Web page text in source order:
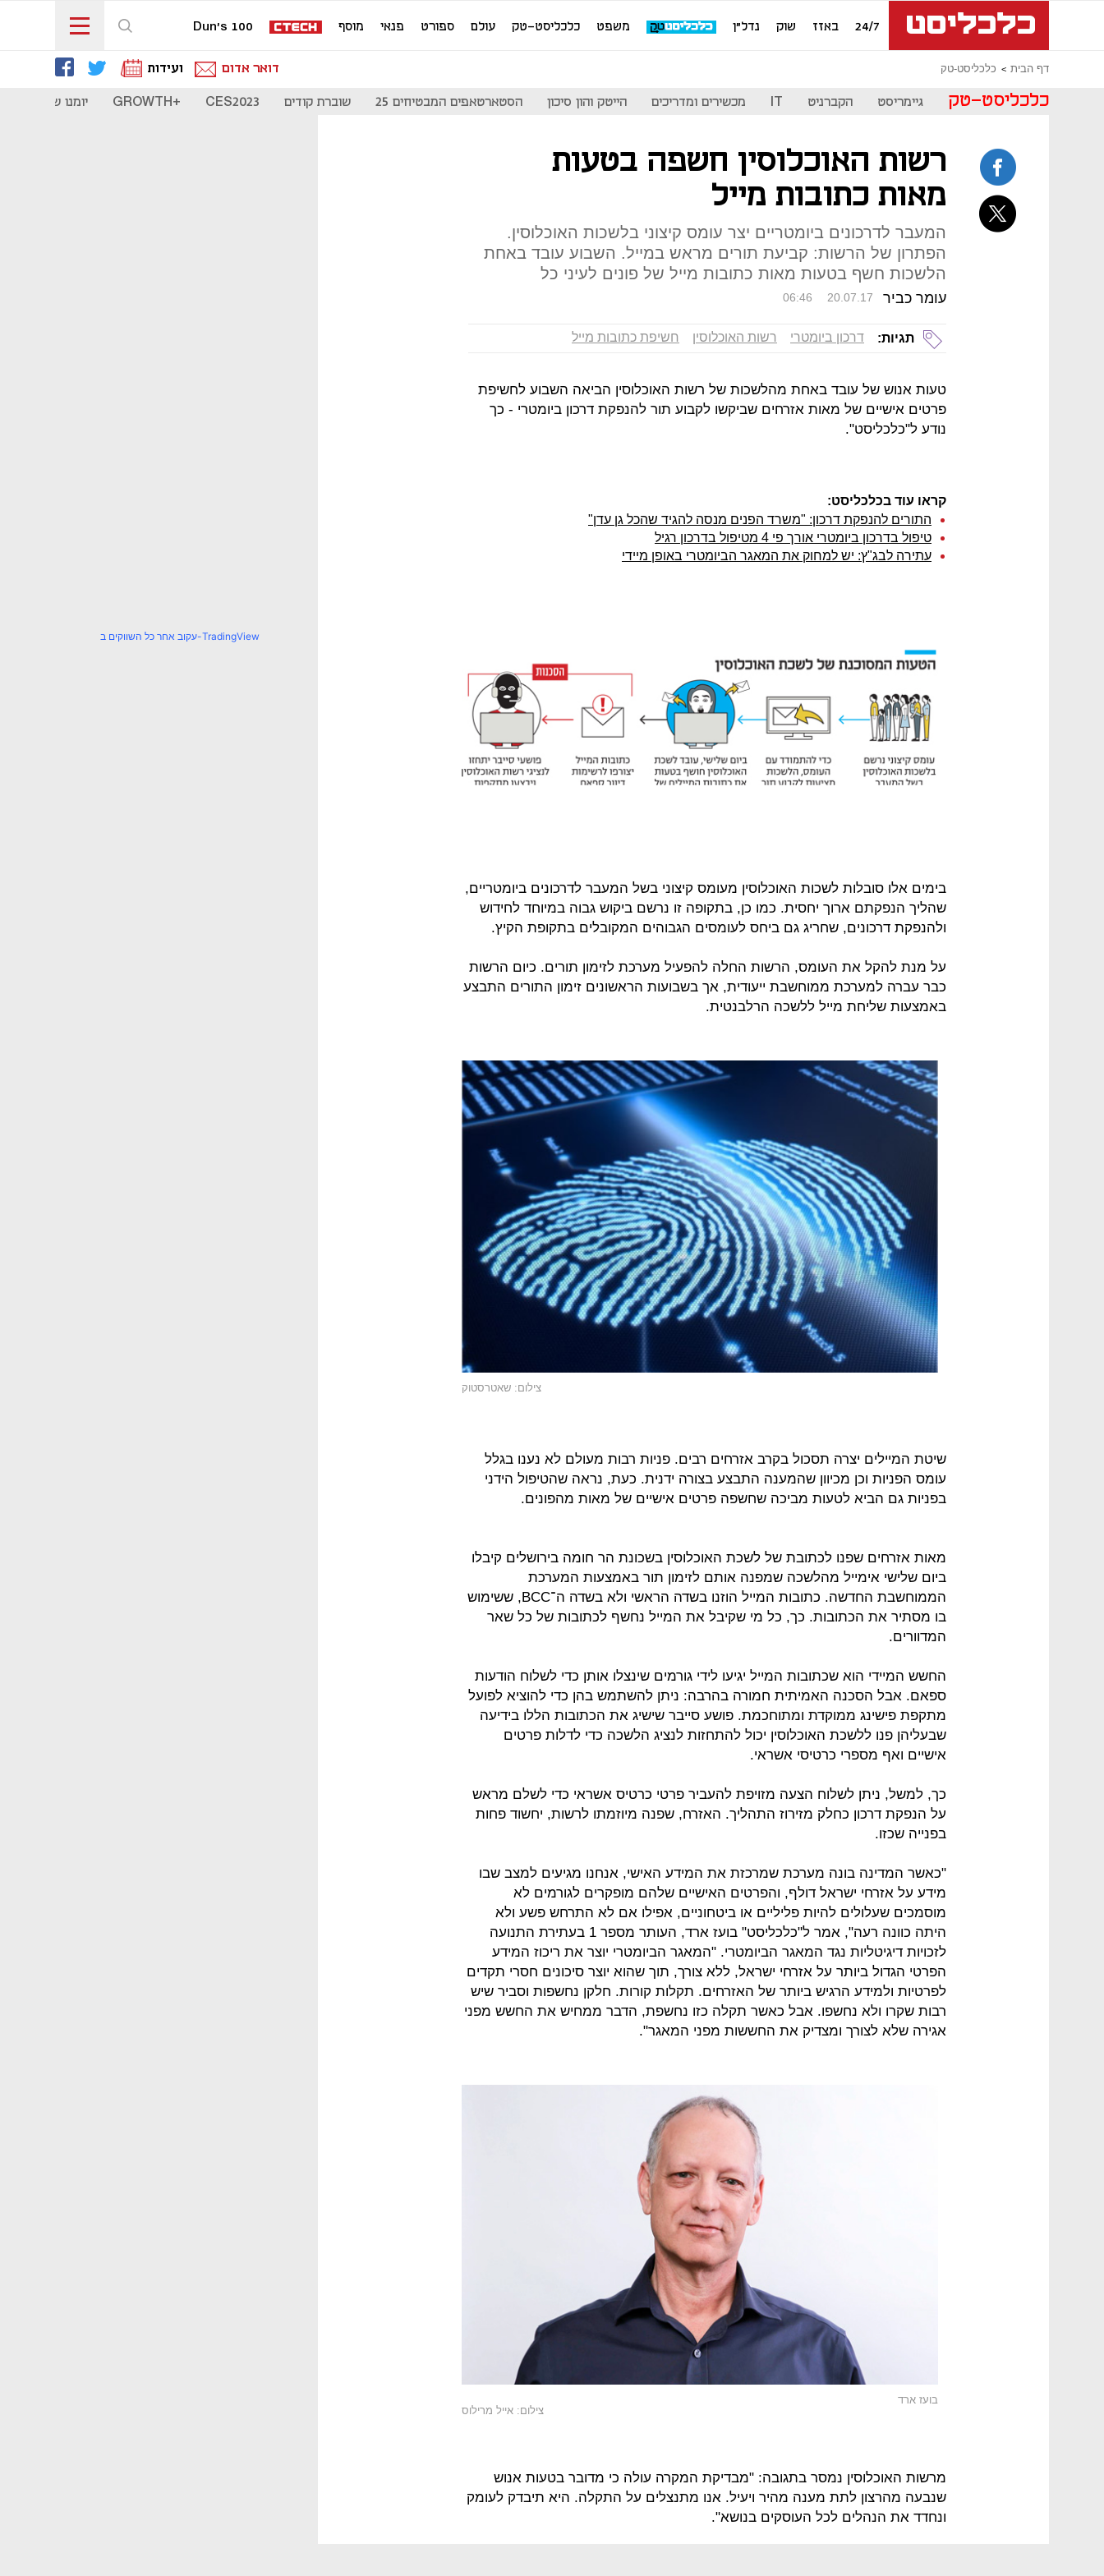
24/7 באזז שוק נדל"ן משפט כלכליסט-טק עולם ספורט פנאי מוסף Dun's 100
דף הבית כלכליסט-טק דואר אדום ועידות
כלכליסט-טק גיימריסט הקברניט IT מכשירים ומדריכים הייטק והון סיכון הסטארטאפים המבטיחים 25 שוברת קודים CES2023
+GROWTH יומנו של
רשות האוכלוסין חשפה בטעות
מאות כתובות מייל
המעבר לדרכונים ביומטריים יצר עומס קיצוני בלשכות האוכלוסין.
הפתרון של הרשות: קביעת תורים מראש במייל. השבוע עובד באחת
הלשכות חשף בטעות מאות כתובות מייל של פונים לעיני כל
עומר כביר 06:46 20.07.17
תגיות: דרכון ביומטרי רשות האוכלוסין חשיפת כתובות מייל
טעות אנוש של עובד באחת מהלשכות של רשות האוכלוסין הביאה השבוע לחשיפת
פרטים אישיים של מאות אזרחים שביקשו לקבוע תור להנפקת דרכון ביומטרי - כך
נודע ל"כלכליסט".
קראו עוד בכלכליסט:
התורים להנפקת דרכון: "משרד הפנים מנסה להגיד שהכל גן עדן"
טיפול בדרכון ביומטרי אורך פי 4 מטיפול בדרכון רגיל
עתירה לבג"ץ: יש למחוק את המאגר הביומטרי באופן מיידי
בימים אלו סובלות לשכות האוכלוסין מעומס קיצוני בשל המעבר לדרכונים ביומטריים,
שהליך הנפקתם ארוך יחסית. כמו כן, בתקופה זו נרשם ביקוש גבוה במיוחד לחידוש
ולהנפקת דרכונים, שחריג גם ביחס לעומסים הגבוהים המקובלים בתקופת הקיץ.
על מנת להקל את העומס, הרשות החלה להפעיל מערכת לזימון תורים. כיום הרשות
כבר עברה למערכת ממוחשבת ייעודית, אך בשבועות הראשונים זימון התורים התבצע
באמצעות שליחת מייל ללשכה הרלבנטית.
צילום: שאטרסטוק
שיטת המיילים יצרה תסכול בקרב אזרחים רבים. פניות רבות מעולם לא נענו בגלל
עומס הפניות וכן מכיוון שהמענה התבצע בצורה ידנית. כעת, נראה שהטיפול הידני
בפניות גם הביא לטעות מביכה שחשפה פרטים אישיים של מאות מהפונים.
מאות אזרחים שפנו לכתובת של לשכת האוכלוסין בשכונת הר חומה בירושלים קיבלו
ביום שלישי אימייל מהלשכה שמפנה אותם לזימון תור באמצעות המערכת
הממוחשבת החדשה. כתובות המייל הוזנו בשדה הראשי ולא בשדה ה־BCC, ששימוש
בו מסתיר את הכתובות. כך, כל מי שקיבל את המייל נחשף לכתובות של כל שאר
המדוורים.
החשש המיידי הוא שכתובות המייל יגיעו לידי גורמים שינצלו אותן כדי לשלוח הודעות
ספאם. אבל הסכנה האמיתית חמורה בהרבה: ניתן להשתמש בהן כדי להוציא לפועל
מתקפת פישינג ממוקדת ומתוחכמת. פושע סייבר שישיג את הכתובות הללו בידיעה
שבעליהן פנו ללשכת האוכלוסין יכול להתחזות לנציג הלשכה כדי לדלות פרטים
אישיים ואף מספרי כרטיסי אשראי.
כך, למשל, ניתן לשלוח הצעה מזויפת להעביר פרטי כרטיס אשראי כדי לשלם מראש
על הנפקת דרכון כחלק מזירוז התהליך. האזרח, שפנה מיוזמתו לרשות, יחשוד פחות
בפנייה שכזו.
"כאשר המדינה בונה מערכת שמרכזת את המידע האישי, אנחנו מגיעים למצב שבו
מידע על אזרחי ישראל דולף, והפרטים האישיים שלהם מופקרים לגורמים לא
מוסמכים שעלולים להיות פליליים או ביטחוניים, אפילו אם לא התרחש פשע ולא
היתה כוונה רעה", אמר ל"כלכליסט" בועז ארד, העותר מספר 1 בעתירת התנועה
לזכויות דיגיטליות נגד המאגר הביומטרי. "המאגר הביומטרי יוצר את ריכוז המידע
הפרטי הגדול ביותר על אזרחי ישראל, ללא צורך, תוך שהוא יוצר סיכונים חסרי תקדים
לפרטיות ולמידע הרגיש ביותר של האזרחים. תקלות קורות. חלקן נחשפות וסביר שיש
רבות שקרו ולא נחשפו. אבל כאשר תקלה כזו נחשפת, הדבר ממחיש את החשש מפני
אגירה שלא לצורך ומצדיק את החששות מפני המאגר".
בועז ארד
צילום: אייל מרילוס
מרשות האוכלוסין נמסר בתגובה: "מבדיקת המקרה עולה כי מדובר בטעות אנוש
שנבעה מהרצון לתת מענה מהיר ויעיל. אנו מתנצלים על התקלה. היא תיבדק לעומק
ונחדד את הנהלים לכל העוסקים בנושא".
עקוב אחר כל השווקים ב-TradingView